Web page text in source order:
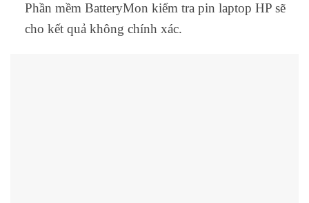
Phần mềm BatteryMon kiểm tra pin laptop HP sẽ
cho kết quả không chính xác.